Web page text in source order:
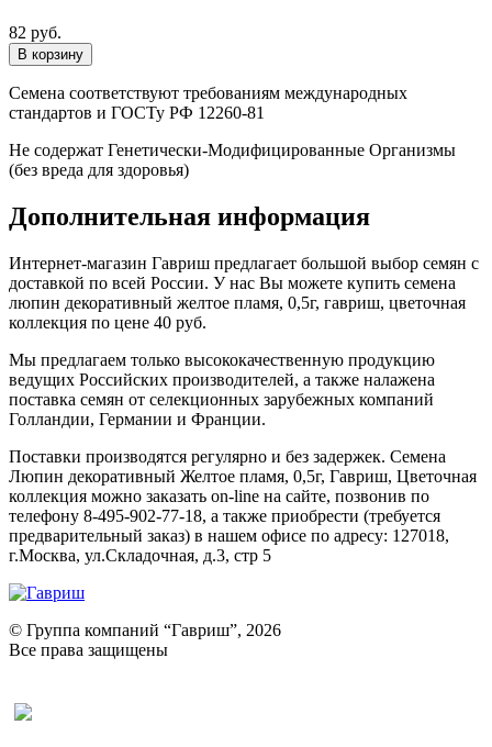
82 руб.
Семена соответствуют требованиям международных
стандартов и ГОСТу РФ 12260-81
Не содержат Генетически-Модифицированные Организмы
(без вреда для здоровья)
Дополнительная информация
Интернет-магазин Гавриш предлагает большой выбор семян с
доставкой по всей России. У нас Вы можете купить семена
люпин декоративный желтое пламя, 0,5г, гавриш, цветочная
коллекция по цене 40 руб.
Мы предлагаем только высококачественную продукцию
ведущих Российских производителей, а также налажена
поставка семян от селекционных зарубежных компаний
Голландии, Германии и Франции.
Поставки производятся регулярно и без задержек. Семена
Люпин декоративный Желтое пламя, 0,5г, Гавриш, Цветочная
коллекция можно заказать on-line на сайте, позвонив по
телефону 8-495-902-77-18, а также приобрести (требуется
предварительный заказ) в нашем офисе по адресу: 127018,
г.Москва, ул.Складочная, д.3, стр 5
© Группа компаний “Гавриш”, 2026
Все права защищены